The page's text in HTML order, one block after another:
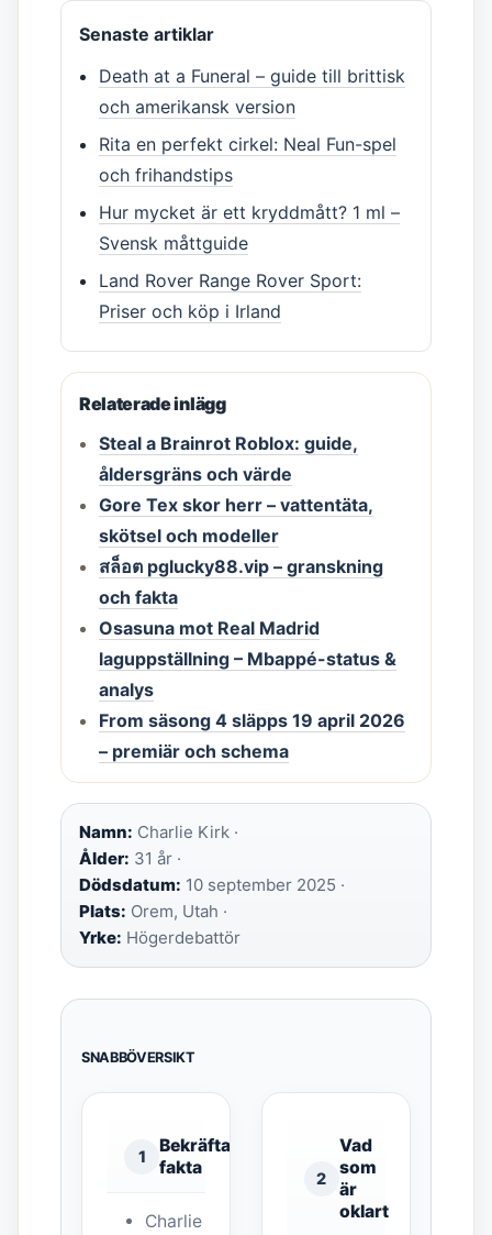
Senaste artiklar
Death at a Funeral – guide till brittisk
och amerikansk version
Rita en perfekt cirkel: Neal Fun-spel
och frihandstips
Hur mycket är ett kryddmått? 1 ml –
Svensk måttguide
Land Rover Range Rover Sport:
Priser och köp i Irland
Relaterade inlägg
Steal a Brainrot Roblox: guide,
åldersgräns och värde
Gore Tex skor herr – vattentäta,
skötsel och modeller
สล็อต pglucky88.vip – granskning
och fakta
Osasuna mot Real Madrid
laguppställning – Mbappé-status &
analys
From säsong 4 släpps 19 april 2026
– premiär och schema
Namn: Charlie Kirk ·
Ålder: 31 år ·
Dödsdatum: 10 september 2025 ·
Plats: Orem, Utah ·
Yrke: Högerdebattör
SNABBÖVERSIKT
1
Bekräftade
fakta
Charlie
2
Vad
som
är
oklart